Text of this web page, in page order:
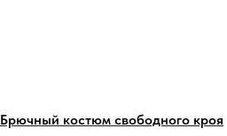
Брючный костюм свободного кроя